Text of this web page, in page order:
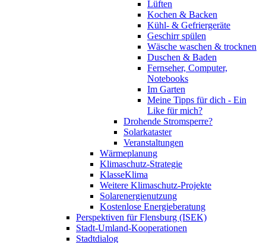
Lüften
Kochen & Backen
Kühl- & Gefriergeräte
Geschirr spülen
Wäsche waschen & trocknen
Duschen & Baden
Fernseher, Computer,
Notebooks
Im Garten
Meine Tipps für dich - Ein
Like für mich?
Drohende Stromsperre?
Solarkataster
Veranstaltungen
Wärmeplanung
Klimaschutz-Strategie
KlasseKlima
Weitere Klimaschutz-Projekte
Solarenergienutzung
Kostenlose Energieberatung
Perspektiven für Flensburg (ISEK)
Stadt-Umland-Kooperationen
Stadtdialog